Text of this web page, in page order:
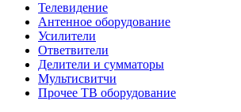
Телевидение
Антенное оборудование
Усилители
Ответвители
Делители и сумматоры
Мультисвитчи
Прочее ТВ оборудование